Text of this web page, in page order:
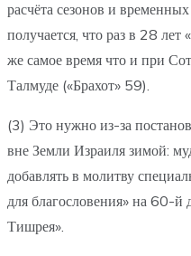
расчёта сезонов и
получается, что раз в 28 лет
же самое время что и при
Талмуде («Брахот» 59).
(3) Это нужно из-за
вне Земли Израиля зимой:
добавлять в молитву
для благословения» на 60-й
Тишрея».